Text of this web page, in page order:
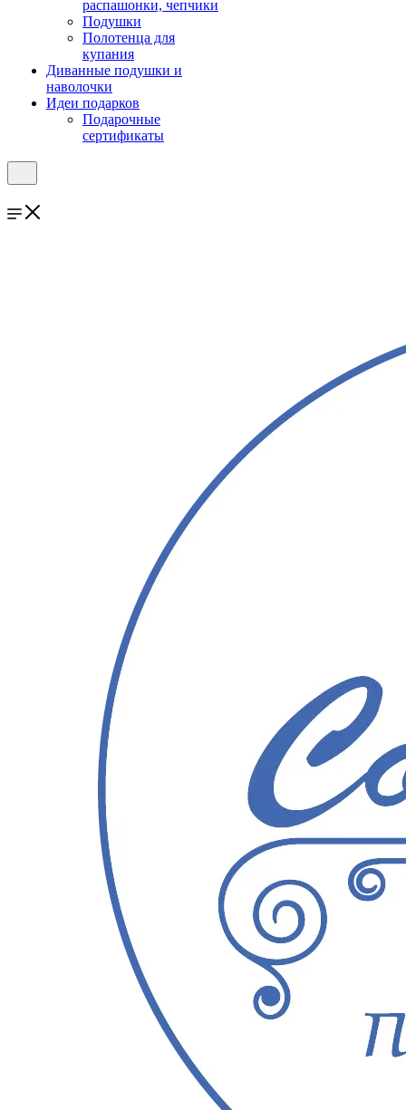
распашонки, чепчики
Подушки
Полотенца для
купания
Диванные подушки и
наволочки
Идеи подарков
Подарочные
сертификаты